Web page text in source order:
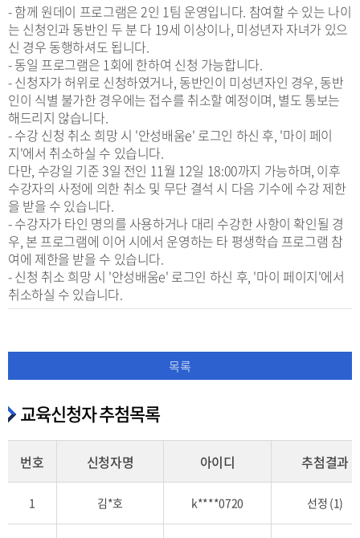
- 함께 원데이 프로그램은 2인 1팀 운영입니다. 참여할 수 있는 나이
는 신청인과 동반인 두 분 다 19세 이상이나, 미성년자 자녀가 있으
신 경우 동행하셔도 됩니다.
- 동일 프로그램은 1회에 한하여 신청 가능합니다.
- 신청자가 허위로 신청하였거나, 동반인이 미성년자인 경우, 동반
인이 식별 불가한 경우에는 접수를 취소할 예정이며, 별도 통보는
해드리지 않습니다.
- 수강 신청 취소 희망 시 '안성배움e' 로그인 하신 후, '마이 페이
지'에서 취소하실 수 있습니다.
다만, 수강일 기준 3일 전인 11월 12일 18:00까지 가능하며, 이후
수강자의 사정에 의한 취소 및 무단 결석 시 다음 기수에 수강 제한
을 받을 수 있습니다.
- 수강자가 타인 명의를 사용하거나 대리 수강한 사항이 확인될 경
우, 본 프로그램에 이어 시에서 운영하는 타 평생학습 프로그램 참
여에 제한을 받을 수 있습니다.
- 신청 취소 희망 시 '안성배움e' 로그인 하신 후, '마이 페이지'에서
취소하실 수 있습니다.
목록
교육신청자 추첨목록
신
번호 신청자명 아이디 추첨결과
1 김*호 k****0720 선정 (1)